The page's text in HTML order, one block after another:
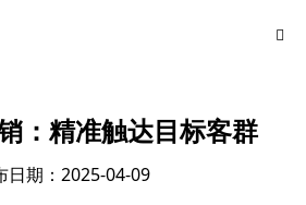
：精准触达目标客群
日期：2025-04-09